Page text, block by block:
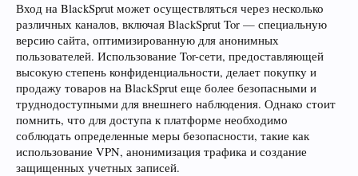
Вход на BlackSprut может осуществляться через несколько
различных каналов, включая BlackSprut Tor — специальную
версию сайта, оптимизированную для анонимных
пользователей. Использование Tor-сети, предоставляющей
высокую степень конфиденциальности, делает покупку и
продажу товаров на BlackSprut еще более безопасными и
труднодоступными для внешнего наблюдения. Однако стоит
помнить, что для доступа к платформе необходимо
соблюдать определенные меры безопасности, такие как
использование VPN, анонимизация трафика и создание
защищенных учетных записей.